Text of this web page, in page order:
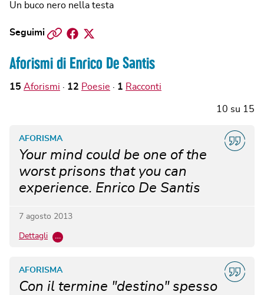
Un buco nero nella testa
Seguimi Sito Facebook
Twitter
Aforismi di Enrico De Santis
15 Aforismi 12 Poesie 1 Racconti
10 su 15
Your mind could be one of the
worst prisons that you can
experience. Enrico De Santis
AFORISMA
7 agosto 2013
Dettagli …
Con il termine "destino" spesso
AFORISMA